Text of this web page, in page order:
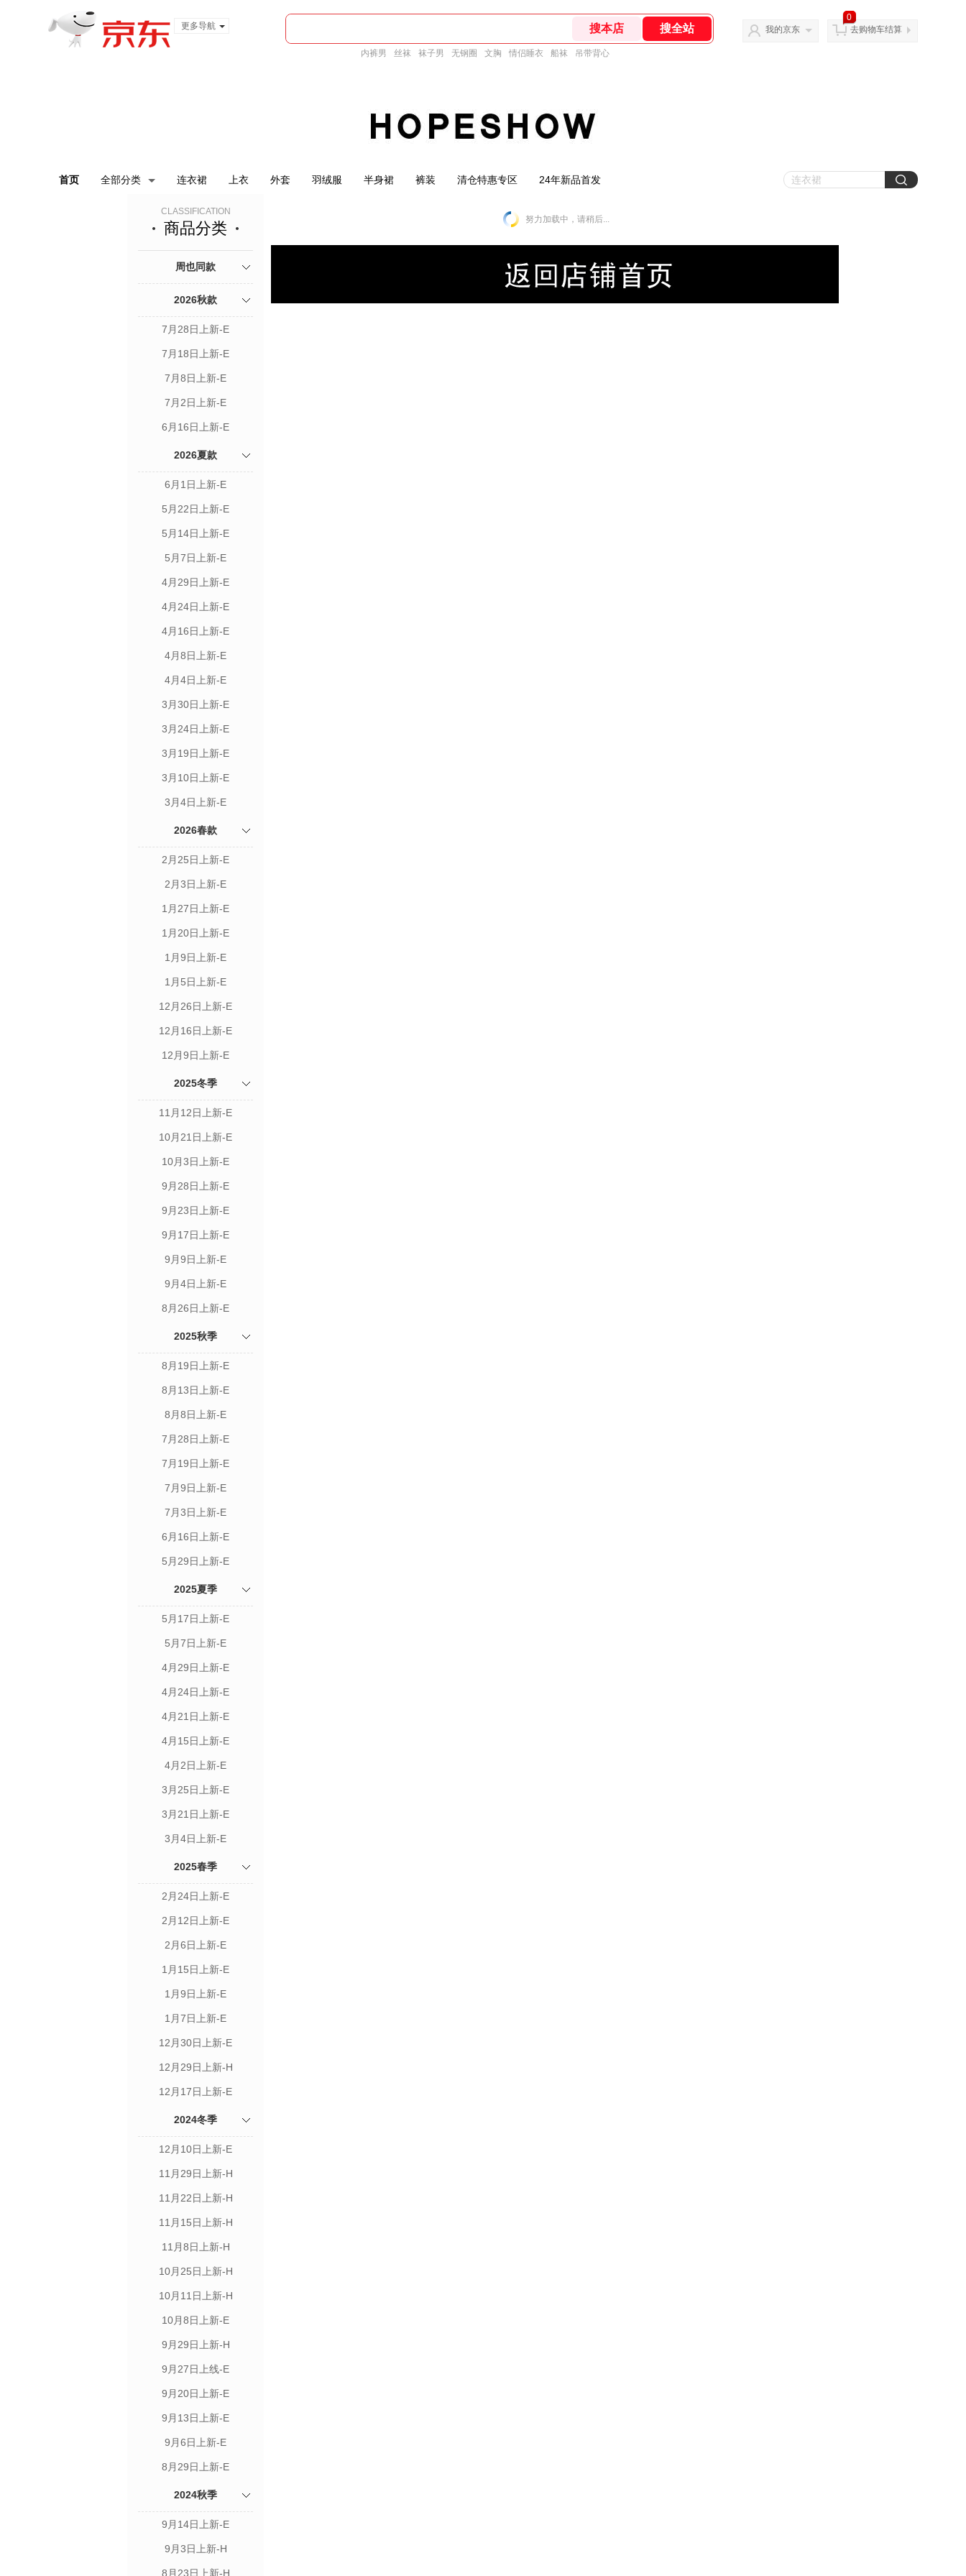
更多导航
内裤男 丝袜 袜子男 无钢圈 文胸 情侣睡衣 船袜 吊带背心
我的京东
0
去购物车结算
首页 全部分类 连衣裙 上衣 外套 羽绒服 半身裙 裤装 清仓特惠专区 24年新品首发
CLASSIFICATION
商品分类
周也同款
2026秋款
7月28日上新-E
7月18日上新-E
7月8日上新-E
7月2日上新-E
6月16日上新-E
2026夏款
6月1日上新-E
5月22日上新-E
5月14日上新-E
5月7日上新-E
4月29日上新-E
4月24日上新-E
4月16日上新-E
4月8日上新-E
4月4日上新-E
3月30日上新-E
3月24日上新-E
3月19日上新-E
3月10日上新-E
3月4日上新-E
2026春款
2月25日上新-E
2月3日上新-E
1月27日上新-E
1月20日上新-E
1月9日上新-E
1月5日上新-E
12月26日上新-E
12月16日上新-E
12月9日上新-E
2025冬季
11月12日上新-E
10月21日上新-E
10月3日上新-E
9月28日上新-E
9月23日上新-E
9月17日上新-E
9月9日上新-E
9月4日上新-E
8月26日上新-E
2025秋季
8月19日上新-E
8月13日上新-E
8月8日上新-E
7月28日上新-E
7月19日上新-E
7月9日上新-E
7月3日上新-E
6月16日上新-E
5月29日上新-E
2025夏季
5月17日上新-E
5月7日上新-E
4月29日上新-E
4月24日上新-E
4月21日上新-E
4月15日上新-E
4月2日上新-E
3月25日上新-E
3月21日上新-E
3月4日上新-E
2025春季
2月24日上新-E
2月12日上新-E
2月6日上新-E
1月15日上新-E
1月9日上新-E
1月7日上新-E
12月30日上新-E
12月29日上新-H
12月17日上新-E
2024冬季
12月10日上新-E
11月29日上新-H
11月22日上新-H
11月15日上新-H
11月8日上新-H
10月25日上新-H
10月11日上新-H
10月8日上新-E
9月29日上新-H
9月27日上线-E
9月20日上新-E
9月13日上新-E
9月6日上新-E
8月29日上新-E
2024秋季
9月14日上新-E
9月3日上新-H
8月23日上新-H
努力加载中，请稍后...